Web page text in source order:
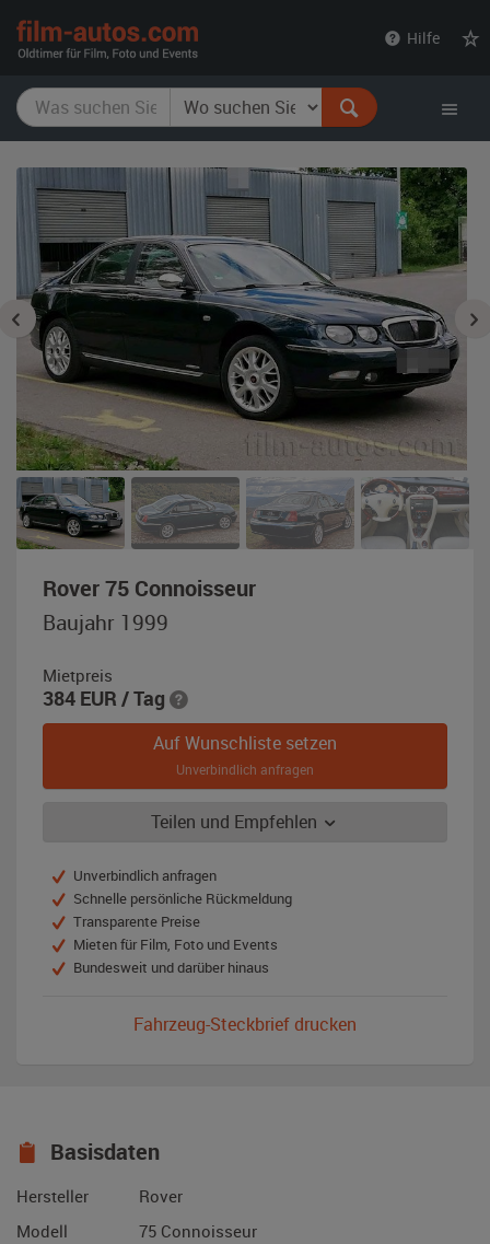
Hilfe
Rover 75 Connoisseur,
(Arden
Green)
Baujahr 1999
Mietpreis
384 EUR / Tag
Auf Wunschliste setzen
Unverbindlich anfragen
Teilen und Empfehlen
Unverbindlich anfragen
Schnelle persönliche Rückmeldung
Transparente Preise
Mieten für Film, Foto und Events
Bundesweit und darüber hinaus
Fahrzeug-Steckbrief drucken
Basisdaten
Hersteller
Rover
Modell
75 Connoisseur